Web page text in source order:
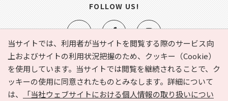
当サイトでは、利用者が当サイトを閲覧する際のサービス向
上およびサイトの利用状況把握のため、クッキー（Cookie）
を使用しています。当サイトでは閲覧を継続されることで、ク
ッキーの使用に同意されたものとみなします。詳細について
は、
「当社ウェブサイトにおける個人情報の取り扱いについ
e-NAVITA（イーナビタ）とは？ お気に入り
ヘルプ
利用規約
個人情報の取り扱いについて
運営会社
FOLLOW US!